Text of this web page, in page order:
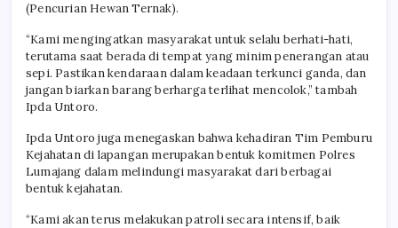
(Pencurian Hewan Ternak).
“Kami mengingatkan masyarakat untuk selalu berhati-hati,
terutama saat berada di tempat yang minim penerangan atau
sepi. Pastikan kendaraan dalam keadaan terkunci ganda, dan
jangan biarkan barang berharga terlihat mencolok,” tambah
Ipda Untoro.
Ipda Untoro juga menegaskan bahwa kehadiran Tim Pemburu
Kejahatan di lapangan merupakan bentuk komitmen Polres
Lumajang dalam melindungi masyarakat dari berbagai
bentuk kejahatan.
“Kami akan terus melakukan patroli secara intensif, baik